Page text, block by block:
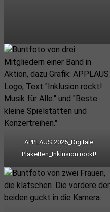
APPLAUS 2025_Digitale
Plaketten_Inklusion rockt!